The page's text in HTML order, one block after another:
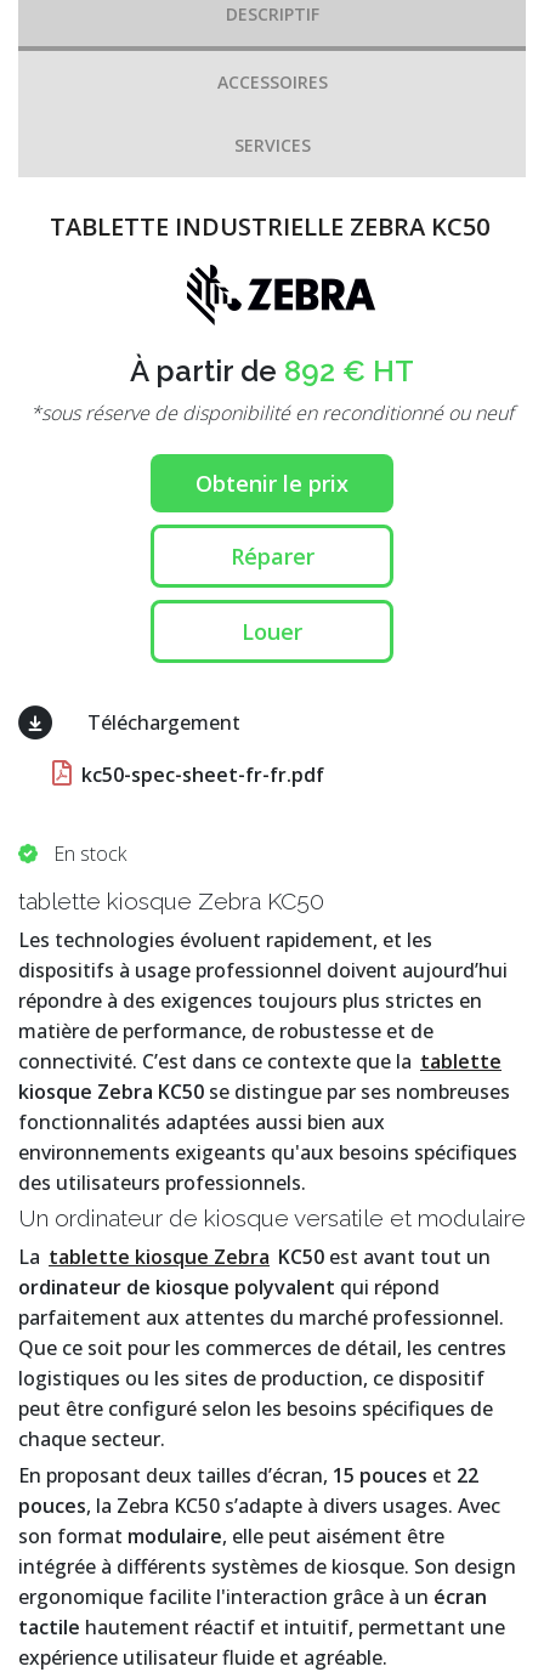
DESCRIPTIF
ACCESSOIRES
SERVICES
TABLETTE INDUSTRIELLE ZEBRA KC50
À partir de 892 € HT
*sous réserve de disponibilité en reconditionné ou neuf
Obtenir le prix
Réparer
Louer
Téléchargement
kc50-spec-sheet-fr-fr.pdf
En stock
tablette kiosque Zebra KC50
Les technologies évoluent rapidement, et les
dispositifs à usage professionnel doivent aujourd’hui
répondre à des exigences toujours plus strictes en
matière de performance, de robustesse et de
connectivité. C’est dans ce contexte que la tablette
kiosque Zebra KC50 se distingue par ses nombreuses
fonctionnalités adaptées aussi bien aux
environnements exigeants qu'aux besoins spécifiques
des utilisateurs professionnels.
Un ordinateur de kiosque versatile et modulaire
La tablette kiosque Zebra KC50 est avant tout un
ordinateur de kiosque polyvalent qui répond
parfaitement aux attentes du marché professionnel.
Que ce soit pour les commerces de détail, les centres
logistiques ou les sites de production, ce dispositif
peut être configuré selon les besoins spécifiques de
chaque secteur.
En proposant deux tailles d’écran, 15 pouces et 22
pouces, la Zebra KC50 s’adapte à divers usages. Avec
son format modulaire, elle peut aisément être
intégrée à différents systèmes de kiosque. Son design
ergonomique facilite l'interaction grâce à un écran
tactile hautement réactif et intuitif, permettant une
expérience utilisateur fluide et agréable.